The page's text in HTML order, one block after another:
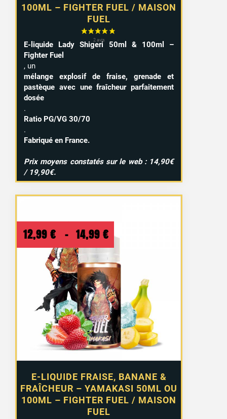
100ML – FIGHTER FUEL / MAISON
FUEL
E-liquide Lady Shigeri 50ml & 100ml –
Fighter Fuel
, un
mélange explosif de fraise, grenade et
pastèque avec une fraîcheur parfaitement
dosée
.
Ratio PG/VG 30/70
.
Fabriqué en France.
Prix moyens constatés sur le web : 14,90€
/ 19,90€.
E-LIQUIDE FRAISE, BANANE &
FRAÎCHEUR – YAMAKASI 50ML OU
100ML – FIGHTER FUEL / MAISON
FUEL
12,99 € – 14,99 € Plage
de
prix :
12,99 €
à
14,99 €